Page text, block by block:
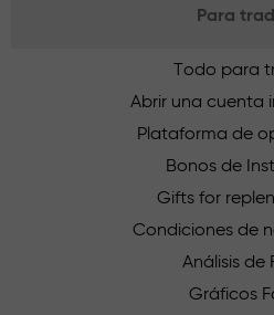
Para
Todo para
Abrir una cuenta
Plataforma de
Bonos de
Gifts for
Condiciones de
Análisis de
Gráficos